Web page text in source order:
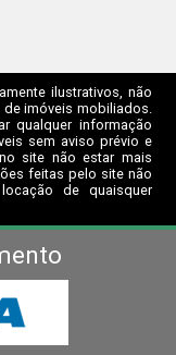
ilustrativos, não
imóveis mobiliados.
qualquer informação
sem aviso prévio e
site não estar mais
feitas pelo site não
de quaisquer